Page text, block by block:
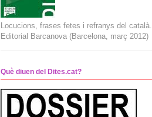
Locucions, frases fetes i refranys del català.
Editorial Barcanova (Barcelona, març 2012)
Què diuen del Dites.cat?